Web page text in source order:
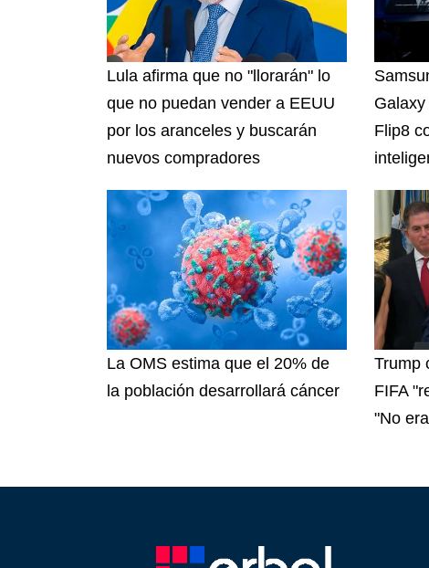
Lula afirma que no "llorarán" lo
que no puedan vender a EEUU
por los aranceles y buscarán
nuevos compradores
Flip8
La OMS estima que el 20% de
la población desarrollará cáncer
Trump
FIFA
"No